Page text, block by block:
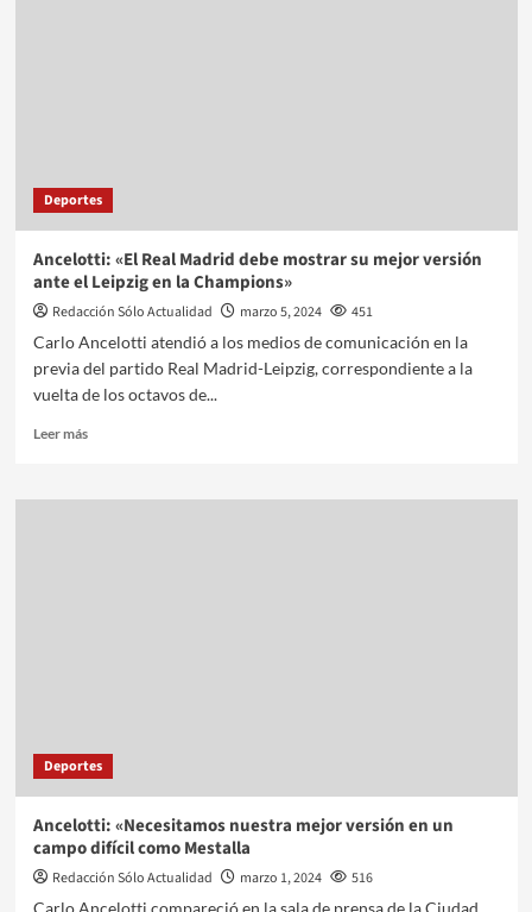
Deportes
Ancelotti: «El Real Madrid debe mostrar su mejor versión
ante el Leipzig en la Champions»
Redacción Sólo Actualidad marzo 5, 2024
451
Carlo Ancelotti atendió a los medios de comunicación en la
previa del partido Real Madrid-Leipzig, correspondiente a la
vuelta de los octavos de...
Leer más
Deportes
Ancelotti: «Necesitamos nuestra mejor versión en un
campo difícil como Mestalla
Redacción Sólo Actualidad marzo 1, 2024
516
Carlo Ancelotti compareció en la sala de prensa de la Ciudad